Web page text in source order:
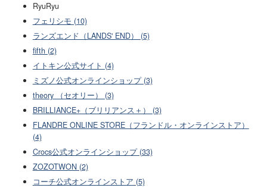
RyuRyu
フェリシモ (10)
ランズエンド（LANDS' END） (5)
fifth (2)
イトキン公式サイト (4)
ミズノ公式オンラインショップ (3)
theory （セオリー） (3)
BRILLIANCE+（ブリリアンス＋） (3)
FLANDRE ONLINE STORE（フランドル・オンラインストア）
(4)
Crocs公式オンラインショップ (33)
ZOZOTWON (2)
コーチ公式オンラインストア (5)